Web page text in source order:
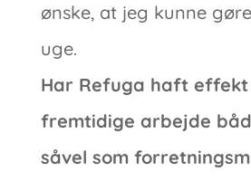
ønske, at jeg kunne
uge.
Har Refuga haft
fremtidige arbejde
såvel som